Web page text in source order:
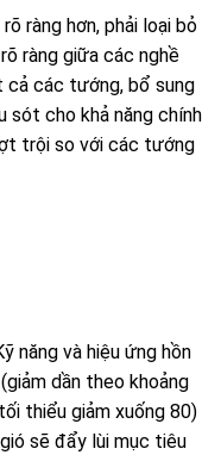
ràng hơn, phải loại bỏ
ràng giữa các nghề
cả các tướng, bổ sung
sót cho khả năng chính
trội so với các tướng
năng và hiệu ứng hồn
dần theo khoảng
thiểu giảm xuống 80)
sẽ đẩy lùi mục tiêu